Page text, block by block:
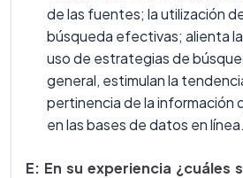
de las fuentes; la utilización
búsqueda efectivas; alienta
uso de estrategias de
general, estimulan la
pertinencia de la información
en las bases de datos en línea.
E: En su experiencia ¿cuáles